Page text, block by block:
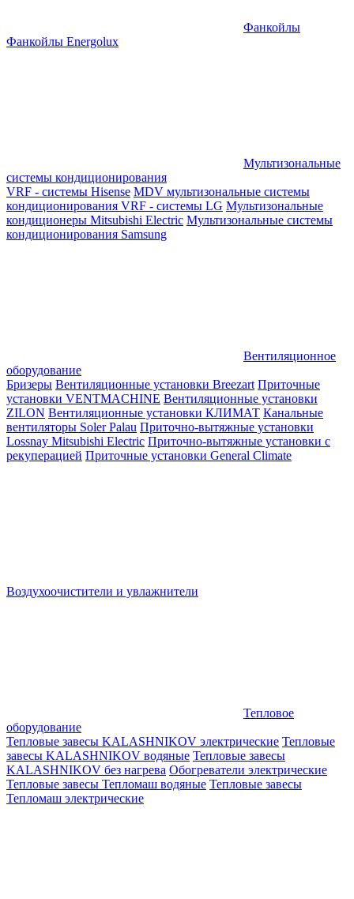
Фанкойлы
Фанкойлы Energolux
Мультизональные
системы кондиционирования
VRF - системы Hisense MDV мультизональные системы
кондиционирования VRF - системы LG Мультизональные
кондиционеры Mitsubishi Electric Мультизональные системы
кондиционирования Samsung
Вентиляционное
оборудование
Бризеры Вентиляционные установки Breezart Приточные
установки VENTMACHINE Вентиляционные установки
ZILON Вентиляционные установки КЛИМАТ Канальные
вентиляторы Soler Palau Приточно-вытяжные установки
Lossnay Mitsubishi Electric Приточно-вытяжные установки с
рекуперацией Приточные установки General Climate
Воздухоочистители и увлажнители
Тепловое
оборудование
Тепловые завесы KALASHNIKOV электрические Тепловые
завесы KALASHNIKOV водяные Тепловые завесы
KALASHNIKOV без нагрева Обогреватели электрические
Тепловые завесы Тепломаш водяные Тепловые завесы
Тепломаш электрические